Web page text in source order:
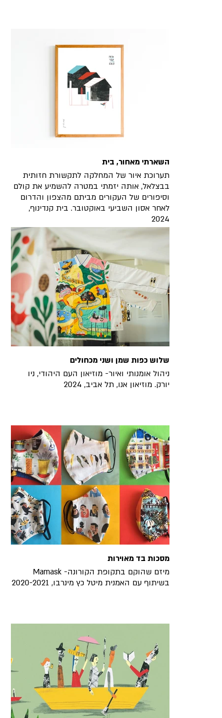
השארתי מאחור, בית
תערוכת איור של המחלקה לתקשורת חזותית
בבצלאל, אותה יזמתי במטרה להשמיע את קולם
וסיפורים של העקורים מביתם מהצפון והדרום
לאחר אסון השביעי באוקטובר. בית קנדינוף,
2024
שלוש כפות שמן ושני מכחולים
ניהול אומנותי ואיור- מוזיאון העם היהודי, ניו
יורק. מוזיאון אנו, תל אביב, 2024
מסכות בד מאוירות
Mamask -מיזם שהוקם בתקופת הקורונה
בשיתוף עם האמנית מיטל כץ מינרבו, 2020-2021